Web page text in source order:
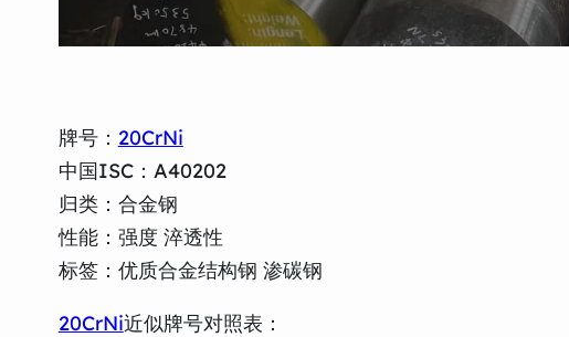
牌号： 20CrNi
中国ISC：A40202
归类：合金钢
性能：强度 淬透性
标签：优质合金结构钢 渗碳钢
20CrNi近似牌号对照表：